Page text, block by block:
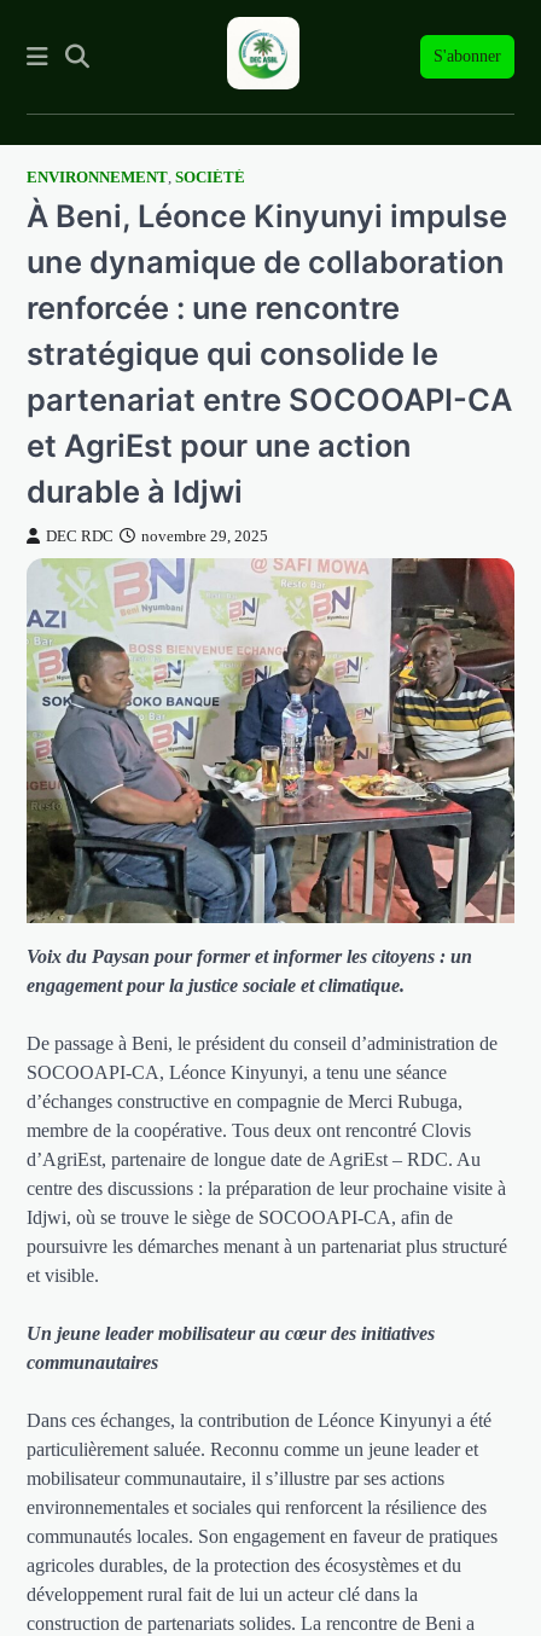
S'abonner
SkipENVIRONNEMENT,SOCIÉTÉ
À Beni, Léonce Kinyunyi impulse
une dynamique de collaboration
renforcée : une rencontre
stratégique qui consolide le
partenariat entre SOCOOAPI-CA
et AgriEst pour une action
durable à Idjwi
DEC RDC novembre 29, 2025
Voix du Paysan pour former et informer les citoyens : un
engagement pour la justice sociale et climatique.
De passage à Beni, le président du conseil d’administration de
SOCOOAPI-CA, Léonce Kinyunyi, a tenu une séance
d’échanges constructive en compagnie de Merci Rubuga,
membre de la coopérative. Tous deux ont rencontré Clovis
d’AgriEst, partenaire de longue date de AgriEst – RDC. Au
centre des discussions : la préparation de leur prochaine visite à
Idjwi, où se trouve le siège de SOCOOAPI-CA, afin de
poursuivre les démarches menant à un partenariat plus structuré
et visible.
Un jeune leader mobilisateur au cœur des initiatives
communautaires
Dans ces échanges, la contribution de Léonce Kinyunyi a été
particulièrement saluée. Reconnu comme un jeune leader et
mobilisateur communautaire, il s’illustre par ses actions
environnementales et sociales qui renforcent la résilience des
communautés locales. Son engagement en faveur de pratiques
agricoles durables, de la protection des écosystèmes et du
développement rural fait de lui un acteur clé dans la
construction de partenariats solides. La rencontre de Beni a